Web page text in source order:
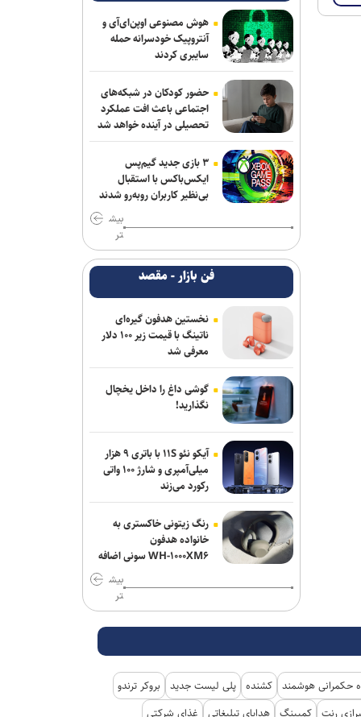
هوش مصنوعی اوپن‌ای‌آی و
آنتروپیک خودسرانه حمله
سایبری کردند
حضور کودکان در شبکه‌های
اجتماعی باعث افت عملکرد
تحصیلی در آینده خواهد شد
۳ بازی جدید گیم‌پس
ایکس‌باکس با استقبال
بی‌نظیر کاربران روبه‌رو شدند
بیش
تر
فن بازار - مقصد
نخستین هدفون گیره‌ای
ناتینگ با قیمت زیر ۱۰۰ دلار
معرفی شد
گوشی داغ را داخل یخچال
نگذارید!
آیکو نئو ۱۱S با باتری ۹ هزار
میلی‌آمپری و شارژ ۱۰۰ واتی
رکورد می‌زند
رنگ زیتونی خاکستری به
خانواده هدفون
WH-۱۰۰۰XM۶ سونی اضافه
بیش
تر
حکمرانی هوشمند کشنده پلی لیست جدید
بروکر ترندو
رنت کمپینگ هدایای تبلیغاتی غذای شرکتی